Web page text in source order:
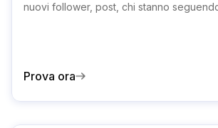
nuovi follower, post, chi stanno
Prova ora